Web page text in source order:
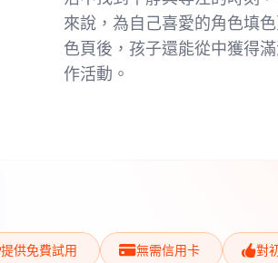
來說，為自己喜愛的角色填
色頁後，孩子還能從中獲得
作活動。
提供免費試用 無需信用卡 對